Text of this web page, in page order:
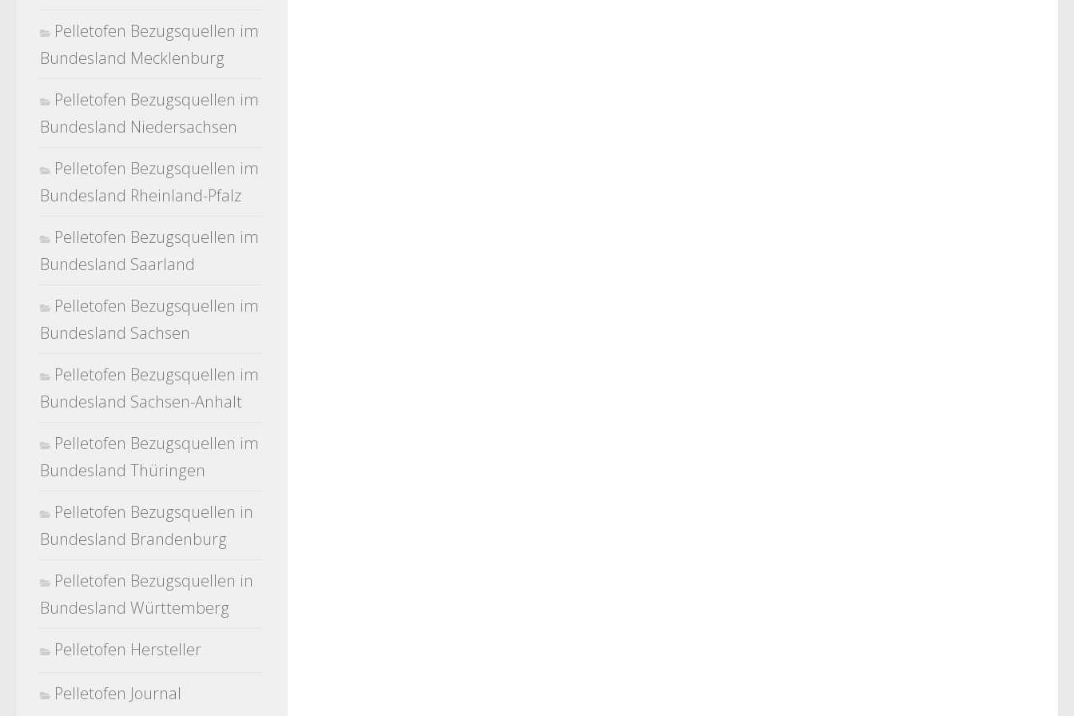
Pelletofen Bezugsquellen im
Bundesland Mecklenburg
Pelletofen Bezugsquellen im
Bundesland Niedersachsen
Pelletofen Bezugsquellen im
Bundesland Rheinland-Pfalz
Pelletofen Bezugsquellen im
Bundesland Saarland
Pelletofen Bezugsquellen im
Bundesland Sachsen
Pelletofen Bezugsquellen im
Bundesland Sachsen-Anhalt
Pelletofen Bezugsquellen im
Bundesland Thüringen
Pelletofen Bezugsquellen in
Bundesland Brandenburg
Pelletofen Bezugsquellen in
Bundesland Württemberg
Pelletofen Hersteller
Pelletofen Journal